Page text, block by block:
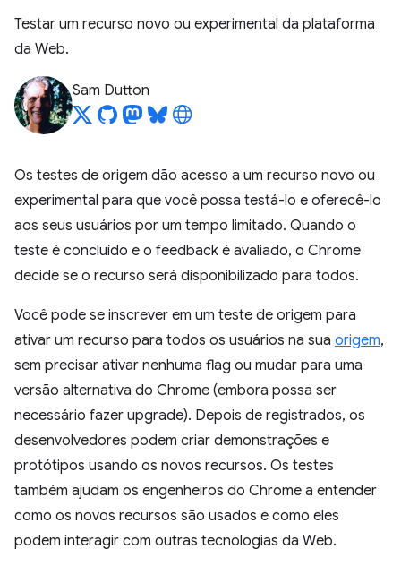
Testar um recurso novo ou experimental da plataforma
da Web.
Sam Dutton
Os testes de origem dão acesso a um recurso novo ou
experimental para que você possa testá-lo e oferecê-lo
aos seus usuários por um tempo limitado. Quando o
teste é concluído e o feedback é avaliado, o Chrome
decide se o recurso será disponibilizado para todos.
Você pode se inscrever em um teste de origem para
ativar um recurso para todos os usuários na sua origem,
sem precisar ativar nenhuma flag ou mudar para uma
versão alternativa do Chrome (embora possa ser
necessário fazer upgrade). Depois de registrados, os
desenvolvedores podem criar demonstrações e
protótipos usando os novos recursos. Os testes
também ajudam os engenheiros do Chrome a entender
como os novos recursos são usados e como eles
podem interagir com outras tecnologias da Web.